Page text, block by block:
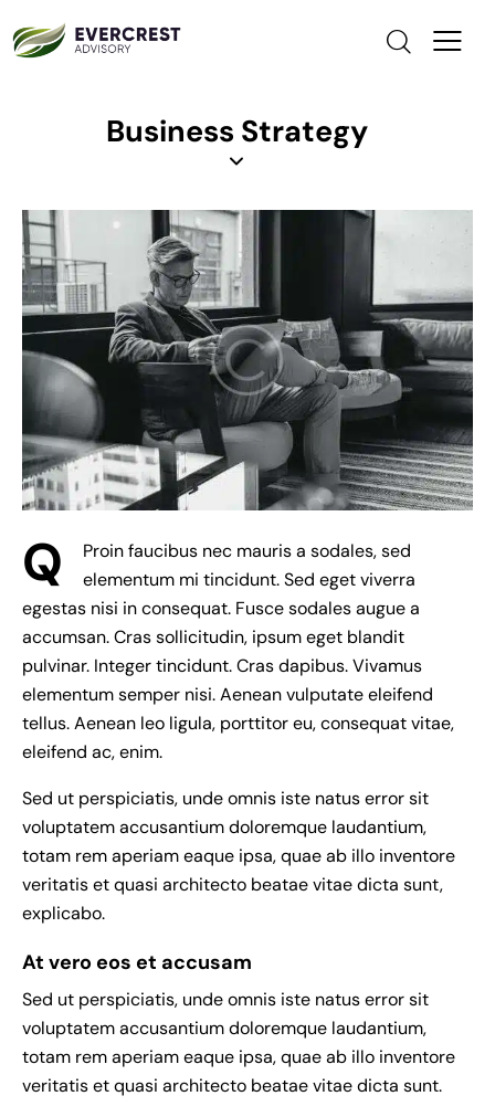
Business Strategy
Q
Proin faucibus nec mauris a sodales, sed
elementum mi tincidunt. Sed eget viverra
egestas nisi in consequat. Fusce sodales augue a
accumsan. Cras sollicitudin, ipsum eget blandit
pulvinar. Integer tincidunt. Cras dapibus. Vivamus
elementum semper nisi. Aenean vulputate eleifend
tellus. Aenean leo ligula, porttitor eu, consequat vitae,
eleifend ac, enim.
Sed ut perspiciatis, unde omnis iste natus error sit
voluptatem accusantium doloremque laudantium,
totam rem aperiam eaque ipsa, quae ab illo inventore
veritatis et quasi architecto beatae vitae dicta sunt,
explicabo.
At vero eos et accusam
Sed ut perspiciatis, unde omnis iste natus error sit
voluptatem accusantium doloremque laudantium,
totam rem aperiam eaque ipsa, quae ab illo inventore
veritatis et quasi architecto beatae vitae dicta sunt.